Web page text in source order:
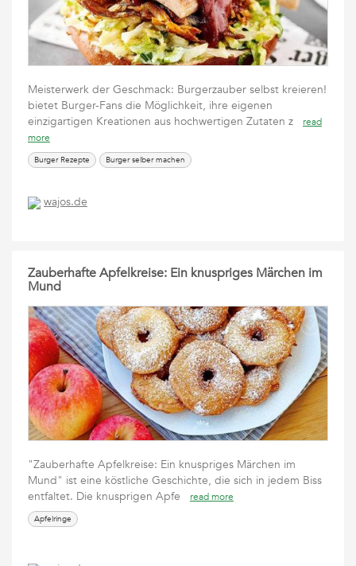
Meisterwerk der Geschmack: Burgerzauber selbst kreieren!
bietet Burger-Fans die Möglichkeit, ihre eigenen
einzigartigen Kreationen aus hochwertigen Zutaten z
read
more
Burger Rezepte Burger selber machen
wajos.de
Zauberhafte Apfelkreise: Ein knuspriges Märchen im
Mund
"Zauberhafte Apfelkreise: Ein knuspriges Märchen im
Mund" ist eine köstliche Geschichte, die sich in jedem Biss
entfaltet. Die knusprigen Apfe
read more
Apfelringe